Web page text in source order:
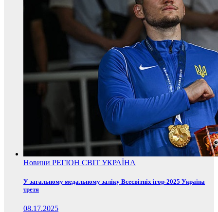
Новини РЕГІОН СВІТ УКРАЇНА
У загальному медальному заліку Всесвітніх ігор-2025 Україна
третя
08.17.2025